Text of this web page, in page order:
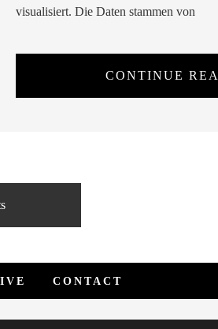
visualisiert. Die Daten stammen von
CONTINUE
CONTACT